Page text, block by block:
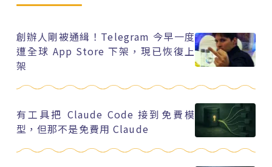
創辦人剛被通緝！Telegram 今早一度
遭全球 App Store 下架，現已恢復上
架
有工具把 Claude Code 接到免費模
型，但那不是免費用 Claude